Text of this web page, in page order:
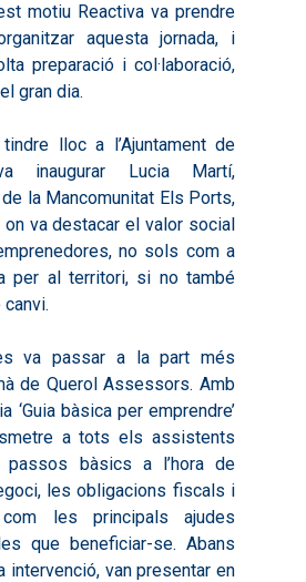
motiu Reactiva va prendre
aquesta jornada, i
preparació i col·laboració,
gran dia.
lloc a l’Ajuntament de
inaugurar Lucia Martí,
la Mancomunitat Els Ports,
va destacar el valor social
no sols com a
per al territori, si no també
va passar a la part més
de Querol Assessors. Amb
‘Guia bàsica per emprendre’
a tots els assistents
bàsics a l’hora de
les obligacions fiscals i
les principals ajudes
que beneficiar-se. Abans
intervenció, van presentar en